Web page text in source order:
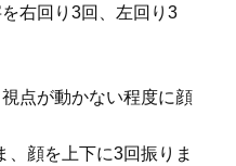
右回り3回、左回り3
点が動かない程度に顔
、顔を上下に3回振りま